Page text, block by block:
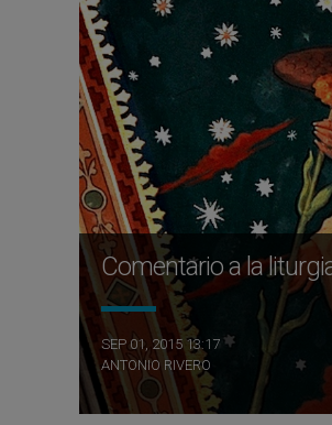
Comentario a la
SEP 01, 2015 13:17
ANTONIO RIVERO